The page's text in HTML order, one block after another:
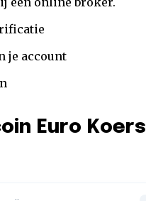
je account
Euro Koers